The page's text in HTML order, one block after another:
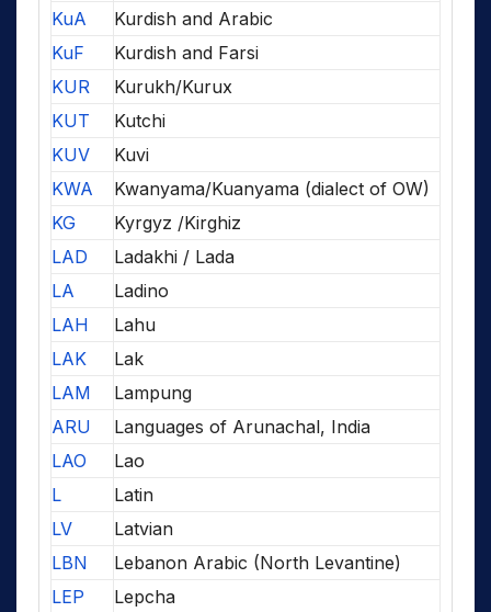
KuA
Kurdish and Arabic
KuF
Kurdish and Farsi
KUR
Kurukh/Kurux
KUT
Kutchi
KUV
Kuvi
KWA
Kwanyama/Kuanyama (dialect of OW)
KG
Kyrgyz /Kirghiz
LAD
Ladakhi / Lada
LA
Ladino
LAH
Lahu
LAK
Lak
LAM
Lampung
ARU
Languages of Arunachal, India
LAO
Lao
L
Latin
LV
Latvian
LBN
Lebanon Arabic (North Levantine)
LEP
Lepcha